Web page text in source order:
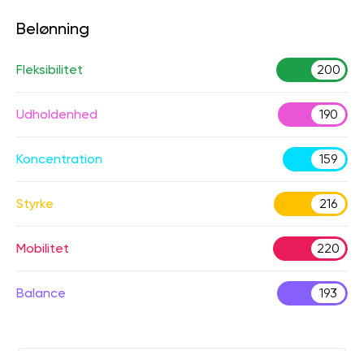
Belønning
Fleksibilitet 200
Udholdenhed 190
Koncentration 159
Styrke 216
Mobilitet 220
Balance 193